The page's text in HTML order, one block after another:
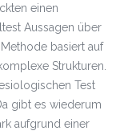
einen
Aussagen über
basiert auf
Strukturen.
Test
gibt es wiederum
aufgrund einer